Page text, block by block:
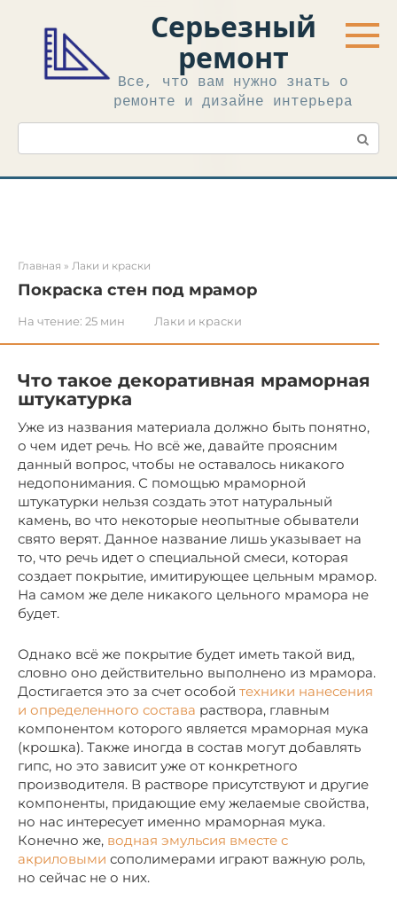
контенту
Серьезный
ремонт
Все, что вам нужно знать о
ремонте и дизайне интерьера
Поиск:
Главная » Лаки и краски
Покраска стен под мрамор
На чтение: 25 мин Лаки и краски
Что такое декоративная мраморная
штукатурка
Уже из названия материала должно быть понятно,
о чем идет речь. Но всё же, давайте проясним
данный вопрос, чтобы не оставалось никакого
недопонимания. С помощью мраморной
штукатурки нельзя создать этот натуральный
камень, во что некоторые неопытные обыватели
свято верят. Данное название лишь указывает на
то, что речь идет о специальной смеси, которая
создает покрытие, имитирующее цельным мрамор.
На самом же деле никакого цельного мрамора не
будет.
Однако всё же покрытие будет иметь такой вид,
словно оно действительно выполнено из мрамора.
Достигается это за счет особой техники нанесения
и определенного состава раствора, главным
компонентом которого является мраморная мука
(крошка). Также иногда в состав могут добавлять
гипс, но это зависит уже от конкретного
производителя. В растворе присутствуют и другие
компоненты, придающие ему желаемые свойства,
но нас интересует именно мраморная мука.
Конечно же, водная эмульсия вместе с
акриловыми сополимерами играют важную роль,
но сейчас не о них.